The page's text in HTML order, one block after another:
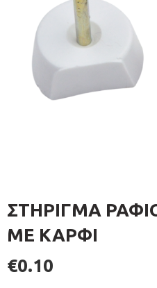
ΣΤΗΡΙΓΜΑ
ΜΕ ΚΑΡΦΙ
€0.10